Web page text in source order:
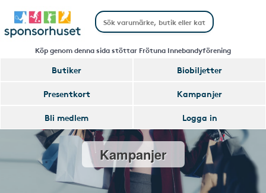
Köp genom denna sida stöttar Frötuna Innebandyförening
Butiker
Biobiljetter
Presentkort
Kampanjer
Bli medlem
Logga in
Kampanjer